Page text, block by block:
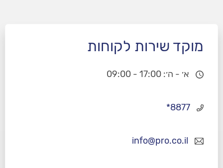
מוקד שירות לקוחות
א׳ - ה׳: 17:00 - 09:00
info@pro.co.il
*8877